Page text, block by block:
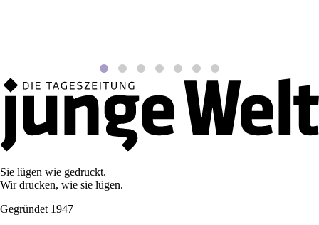
Sie lügen wie gedruckt.
Wir drucken, wie sie lügen.
Gegründet 1947